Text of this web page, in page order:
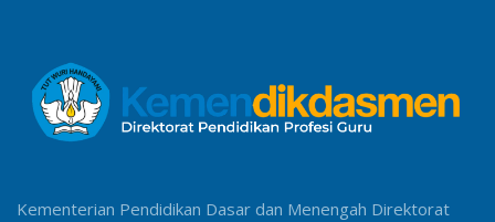
Kementerian Pendidikan Dasar dan Menengah Direktorat